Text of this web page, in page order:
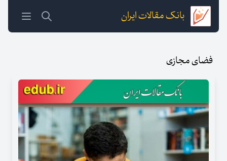
بانک مقالات ایران
فضای مجازی